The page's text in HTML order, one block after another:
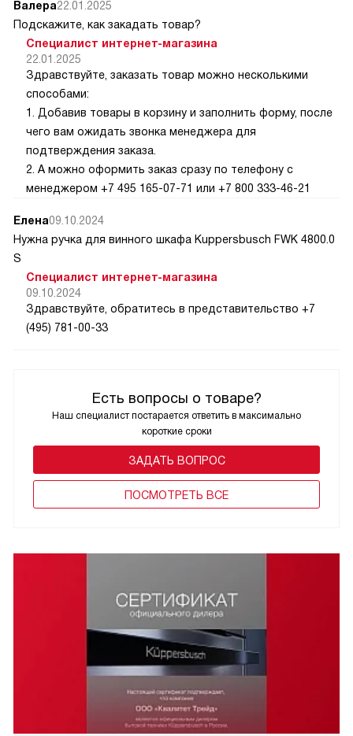
Есть вопросы о товаре?
Наш специалист постарается ответить в максимально
короткие сроки
ЗАДАТЬ ВОПРОС
ПОCМОТРЕТЬ ВСЕ
Валера22.01.2025
Подскажите, как закадать товар?
Специалист интернет-магазина
22.01.2025
Здравствуйте, заказать товар можно несколькими
способами:
1. Добавив товары в корзину и заполнить форму, после
чего вам ожидать звонка менеджера для
подтверждения заказа.
2. А можно оформить заказ сразу по телефону с
менеджером +7 495 165-07-71 или +7 800 333-46-21
Елена09.10.2024
Нужна ручка для винного шкафа Kuppersbusch FWK 4800.0
S
Специалист интернет-магазина
09.10.2024
Здравствуйте, обратитесь в представительство +7
(495) 781-00-33